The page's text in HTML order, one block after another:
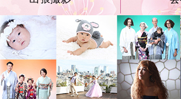
式撮影（入園式・入学式ほか）
店メニュー